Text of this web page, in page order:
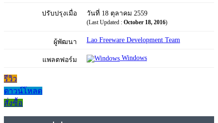
ปรับปรุงเมื่อ วันที่ 18 ตุลาคม 2559
(Last Updated : October 18, 2016)
ผู้พัฒนา Lao Freeware Development Team
แพลตฟอร์ม Windows
รีวิว
ดาวน์โหลด
สั่งซื้อ